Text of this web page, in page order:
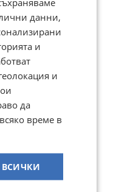
данни,
и
и
да
време в
ВСИЧКИ